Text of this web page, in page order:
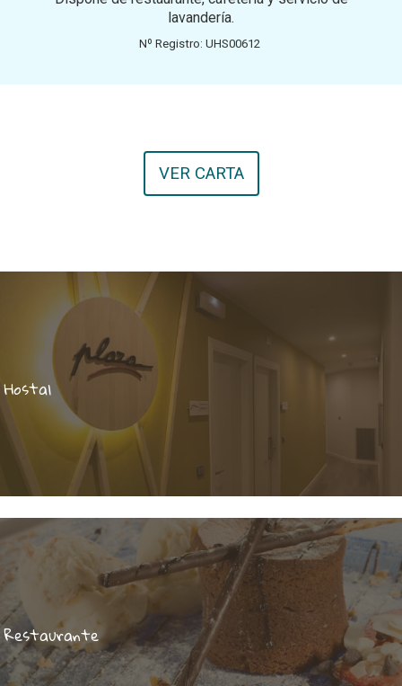
lavandería.
Nº Registro: UHS00612
VER CARTA
Hostal
Restaurante